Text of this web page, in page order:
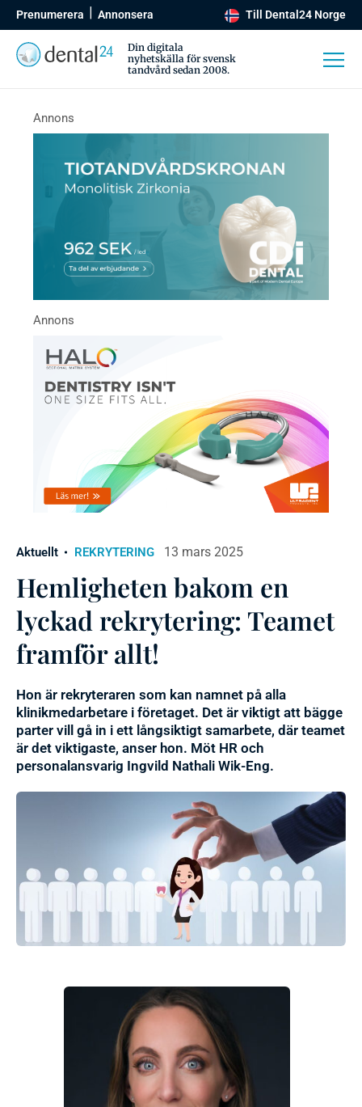
Prenumerera Annonsera Till Dental24 Norge
Din digitala
nyhetskälla för svensk
tandvård sedan 2008.
Aktuellt REKRYTERING 13 mars 2025
Hemligheten bakom en
lyckad rekrytering: Teamet
framför allt!
Hon är rekryteraren som kan namnet på alla
klinikmedarbetare i företaget. Det är viktigt att bägge
parter vill gå in i ett långsiktigt samarbete, där teamet
är det viktigaste, anser hon. Möt HR och
personalansvarig Ingvild Nathali Wik-Eng.